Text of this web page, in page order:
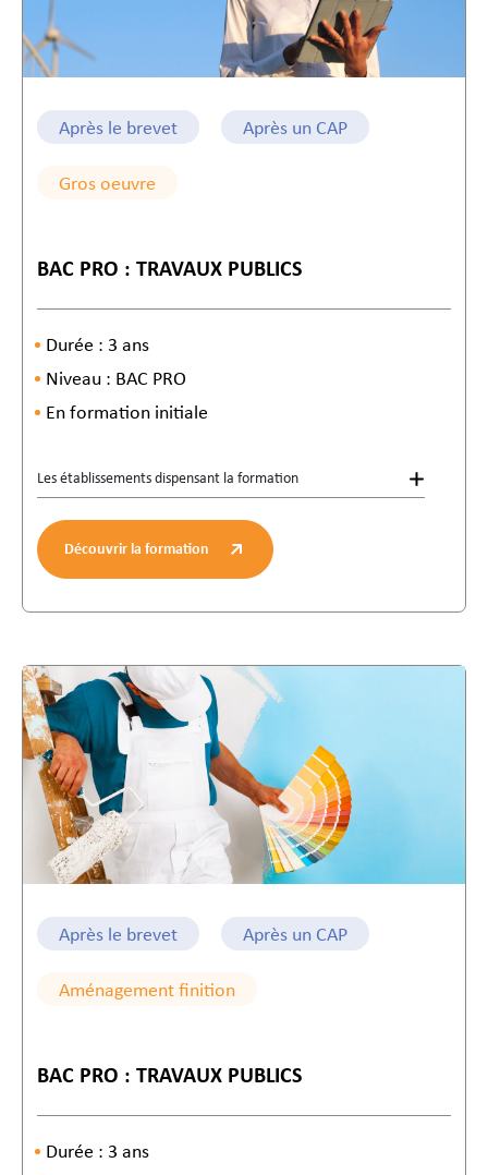
Après le brevet Après un CAP
Gros oeuvre
BAC PRO : TRAVAUX PUBLICS
Durée : 3 ans
Niveau : BAC PRO
En formation initiale
Les établissements dispensant la formation
Découvrir la formation
Après le brevet Après un CAP
Aménagement finition
BAC PRO : TRAVAUX PUBLICS
Durée : 3 ans